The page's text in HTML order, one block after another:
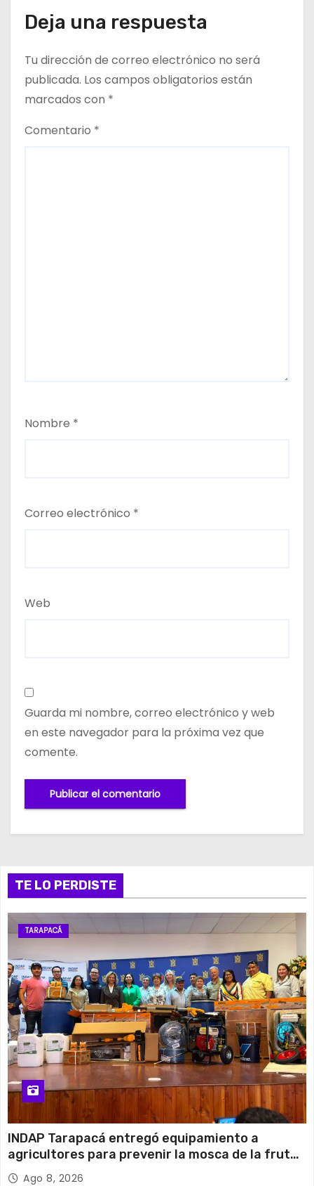
r
a
d
Deja una respuesta
Tu dirección de correo electrónico no será
publicada. Los campos obligatorios están
marcados con *
Comentario *
Nombre *
Correo electrónico *
Web
Guarda mi nombre, correo electrónico y web
en este navegador para la próxima vez que
comente.
TE LO PERDISTE
TARAPACÁ
INDAP Tarapacá entregó equipamiento a
agricultores para prevenir la mosca de la fruta
en Pica
Ago 8, 2026